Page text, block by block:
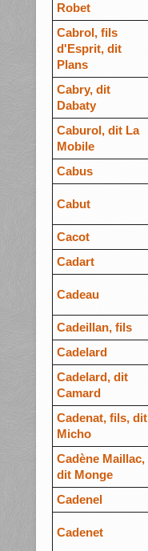
Robet
Cabrol, fils
d'Esprit, dit
Plans
Cabry, dit
Dabaty
Caburol, dit La
Mobile
Cabus
Cabut
Cacot
Cadart
Cadeau
Cadeillan, fils
Cadelard
Cadelard, dit
Camard
Cadenat, fils, dit
Micho
Cadène Maillac,
dit Monge
Cadenel
Cadenet